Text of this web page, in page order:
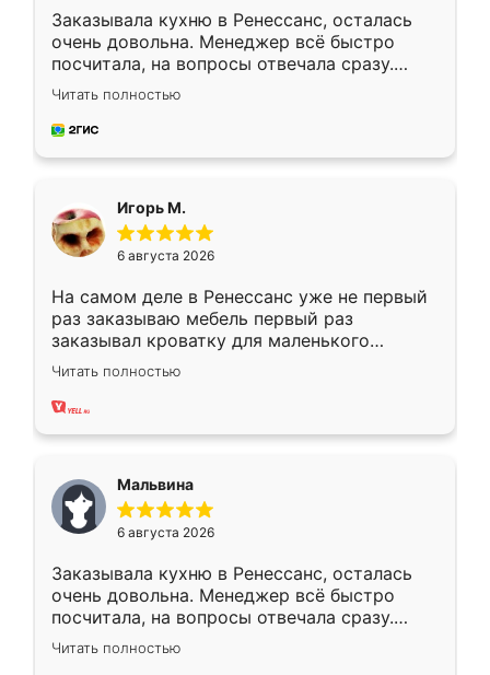
Заказывала кухню в Ренессанс, осталась
очень довольна. Менеджер всё быстро
посчитала, на вопросы отвечала сразу.
Замерщик приехал в субботу, подошёл к
делу со всей ответственностью. Собрали
за день, ребята работали аккуратно, даже
Читать полностью
Игорь М.
6 августа 2026
На самом деле в Ренессанс уже не первый
раз заказываю мебель первый раз
заказывал кроватку для маленького
ребёнка при его рождении ,во второй раз
заказал шкаф-купе. По качеству очень
хорошее сборка достаточно быстрая,
меньше, здесь же он более разнообразный.
Мне нравится ,если что-то потребуется из
мебели буду заказывать только здесь.
Читать полностью
Мальвина
6 августа 2026
Заказывала кухню в Ренессанс, осталась
очень довольна. Менеджер всё быстро
посчитала, на вопросы отвечала сразу.
Замерщик приехал в субботу, подошёл к
делу со всей ответственностью. Собрали
Читать полностью